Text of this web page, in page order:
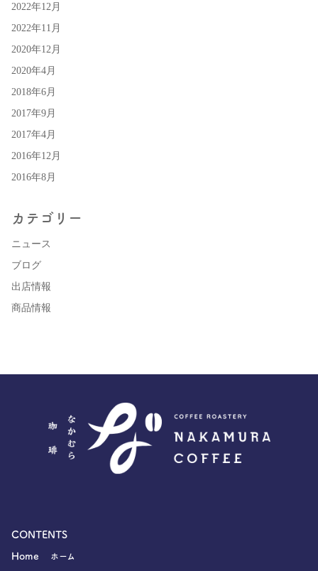
2022年12月
2022年11月
2020年12月
2020年4月
2018年6月
2017年9月
2017年4月
2016年12月
2016年8月
カテゴリー
ニュース
ブログ
出店情報
商品情報
CONTENTS
Home ホーム